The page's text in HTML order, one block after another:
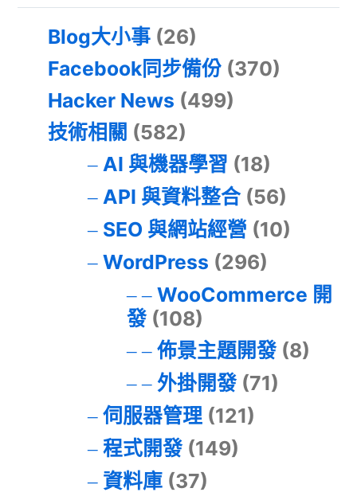
Blog大小事 (26)
Facebook同步備份 (370)
Hacker News (499)
技術相關 (582)
AI 與機器學習 (18)
API 與資料整合(56)
SEO 與網站經營 (10)
WordPress (296)
WooCommerce 開
發(108)
佈景主題開發(8)
外掛開發(71)
伺服器管理(121)
程式開發(149)
資料庫(37)